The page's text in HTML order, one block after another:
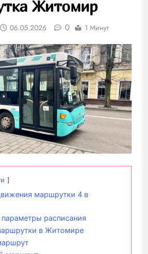
Житомир
06.05.2026 0 1 Минут
маршрутки 4 в
расписания
в Житомире